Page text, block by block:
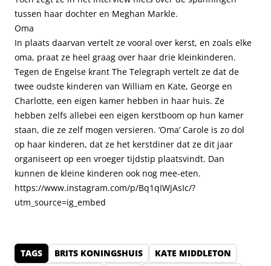
tussen haar dochter en Meghan Markle.
Oma
In plaats daarvan vertelt ze vooral over kerst, en zoals elke
oma, praat ze heel graag over haar drie kleinkinderen.
Tegen de Engelse krant The Telegraph vertelt ze dat de
twee oudste kinderen van William en Kate, George en
Charlotte, een eigen kamer hebben in haar huis. Ze
hebben zelfs allebei een eigen kerstboom op hun kamer
staan, die ze zelf mogen versieren. ‘Oma’ Carole is zo dol
op haar kinderen, dat ze het kerstdiner dat ze dit jaar
organiseert op een vroeger tijdstip plaatsvindt. Dan
kunnen de kleine kinderen ook nog mee-eten.
https://www.instagram.com/p/Bq1qIWjAsIc/?
utm_source=ig_embed
TAGS BRITS KONINGSHUIS
KATE MIDDLETON